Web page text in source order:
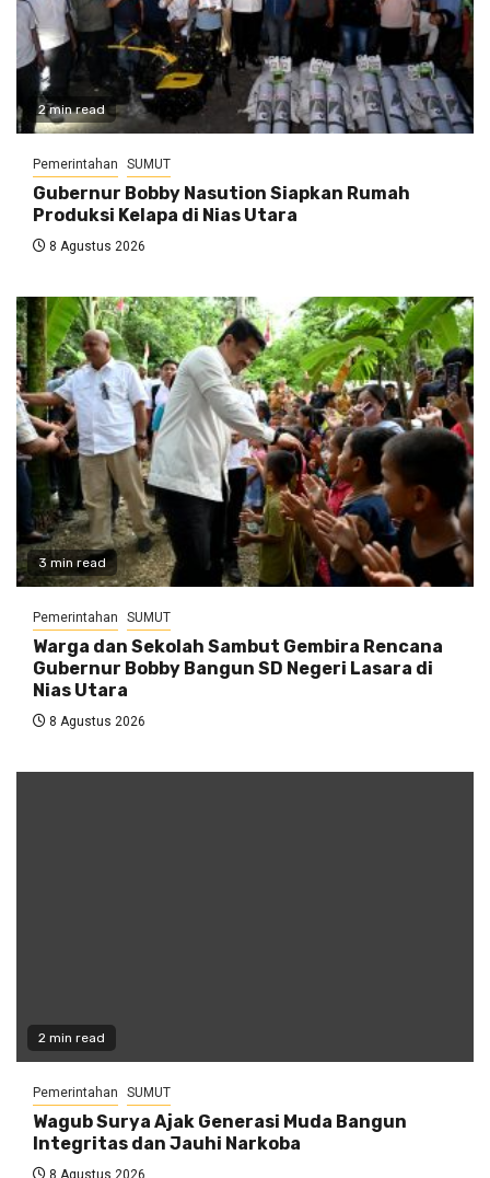
2 min read
Pemerintahan SUMUT
Gubernur Bobby Nasution Siapkan Rumah
Produksi Kelapa di Nias Utara
8 Agustus 2026
3 min read
Pemerintahan SUMUT
Warga dan Sekolah Sambut Gembira Rencana
Gubernur Bobby Bangun SD Negeri Lasara di
Nias Utara
8 Agustus 2026
2 min read
Pemerintahan SUMUT
Wagub Surya Ajak Generasi Muda Bangun
Integritas dan Jauhi Narkoba